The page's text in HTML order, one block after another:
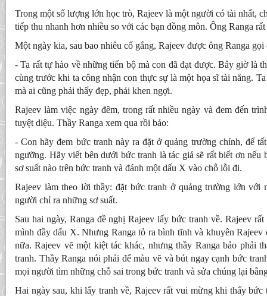
Trong một số lượng lớn học trò, Rajeev là một người có tài nhất,
tiếp thu nhanh hơn nhiều so với các bạn đồng môn. Ông Ranga
Một ngày kia, sau bao nhiêu cố gắng, Rajeev được ông Ranga gọi
- Ta rất tự hào về những tiến bộ mà con đã đạt được. Bây giờ là
cùng trước khi ta công nhận con thực sự là một họa sĩ tài năng.
mà ai cũng phải thấy đẹp, phải khen ngợi.
Rajeev làm việc ngày đêm, trong rất nhiều ngày và đem đến
tuyệt diệu. Thầy Ranga xem qua rồi bảo:
- Con hãy đem bức tranh này ra đặt ở quảng trường chính, để
ngưỡng. Hãy viết bên dưới bức tranh là tác giả sẽ rất biết ơn nếu
sơ suất nào trên bức tranh và đánh một dấu X vào chỗ lỗi đi.
Rajeev làm theo lời thầy: đặt bức tranh ở quảng trường lớn với
người chỉ ra những sơ suất.
Sau hai ngày, Ranga đề nghị Rajeev lấy bức tranh về. Rajeev
mình đầy dấu X. Nhưng Ranga tỏ ra bình tĩnh và khuyên Rajeev
nữa. Rajeev vẽ một kiệt tác khác, nhưng thầy Ranga bảo phải
tranh. Thầy Ranga nói phải để màu vẽ và bút ngay cạnh bức
mọi người tìm những chỗ sai trong bức tranh và sửa chúng lại
Hai ngày sau, khi lấy tranh về, Rajeev rất vui mừng khi thấy bức